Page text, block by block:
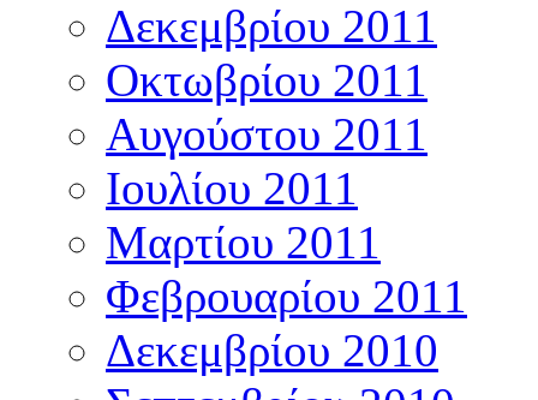
Δεκεμβρίου 2011
Οκτωβρίου 2011
Αυγούστου 2011
Ιουλίου 2011
Μαρτίου 2011
Φεβρουαρίου 2011
Δεκεμβρίου 2010